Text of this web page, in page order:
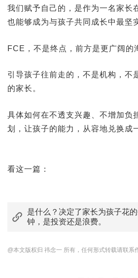
我们赋予自己的，是作为一名家长
也能够成为与孩子共同成长中最坚
FCE，不是终点，前方是更广阔的
引导孩子往前走的，不是机构，不
的家长。
具体如何在不透支兴趣、不增加负
划，让孩子的能力，从容地兑换成
看这一篇：
是什么？决定了家长为孩子花
钟，是投资还是浪费。
@本文版权归 祎念一 所有，任何形式转载请联系